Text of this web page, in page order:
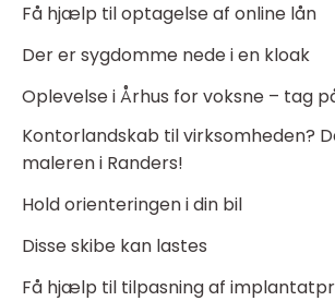
Få hjælp til optagelse af online lån
Der er sygdomme nede i en kloak
Oplevelse i Århus for voksne – tag
Kontorlandskab til virksomheden?
maleren i Randers!
Hold orienteringen i din bil
Disse skibe kan lastes
Få hjælp til tilpasning af